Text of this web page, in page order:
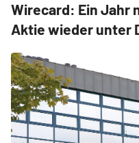
Wirecard: Ein Jahr
Aktie wieder unter